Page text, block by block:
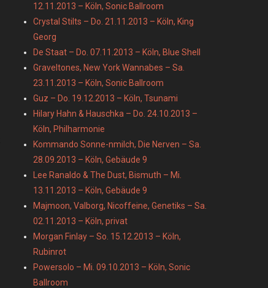
12.11.2013 – Köln, Sonic Ballroom
Crystal Stilts – Do. 21.11.2013 – Köln, King
Georg
De Staat – Do. 07.11.2013 – Köln, Blue Shell
Graveltones, New York Wannabes – Sa.
23.11.2013 – Köln, Sonic Ballroom
Guz – Do. 19.12.2013 – Köln, Tsunami
Hilary Hahn & Hauschka – Do. 24.10.2013 –
Köln, Philharmonie
Kommando Sonne-nmilch, Die Nerven – Sa.
28.09.2013 – Köln, Gebäude 9
Lee Ranaldo & The Dust, Bismuth – Mi.
13.11.2013 – Köln, Gebäude 9
Majmoon, Valborg, Nicoffeine, Genetiks – Sa.
02.11.2013 – Köln, privat
Morgan Finlay – So. 15.12.2013 – Köln,
Rubinrot
Powersolo – Mi. 09.10.2013 – Köln, Sonic
Ballroom